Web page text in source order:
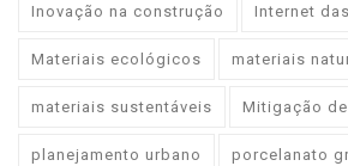
Inovação na construção Internet
Materiais ecológicos materiais
materiais sustentáveis Mitigação
planejamento urbano porcelanato